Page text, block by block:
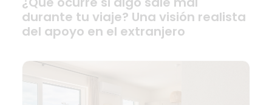
durante tu viaje? Una visión realista
del apoyo en el extranjero